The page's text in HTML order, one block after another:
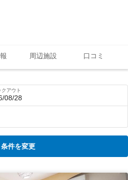
周辺施設 口コミ
クアウト
08/28
条件を変更